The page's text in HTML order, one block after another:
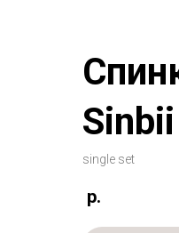
single set
р.